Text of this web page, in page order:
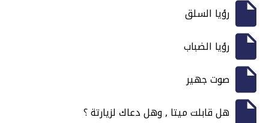
رؤيا السلق
رؤيا الضباب
صوت جهير
هل قابلت ميتا , وهل دعاك لزيارتة ؟